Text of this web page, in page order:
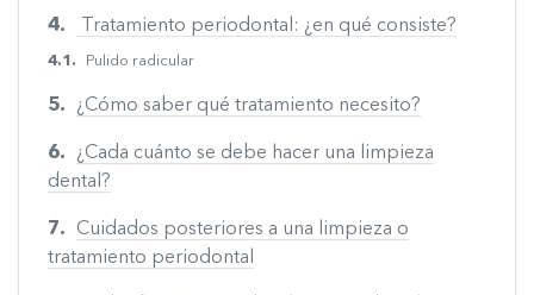
Tratamiento periodontal: ¿en qué consiste?
Pulido radicular
¿Cómo saber qué tratamiento necesito?
¿Cada cuánto se debe hacer una limpieza
dental?
Cuidados posteriores a una limpieza o
tratamiento periodontal